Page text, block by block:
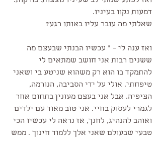
דמעות נקוו בעיניו.
שאלתי מה עובר עליו באותו רגע?
ואז ענה לי – " עכשיו הבנתי שבעצם מה
ששנים רבות אני חושב שמתאים לי
להתמקד בו הוא רק משהוא שניטע בי ושאני
טיפחתי. אולי על ידי הסביבה, הנורמה,
הציפיה. אבל אני בעצם מעונין בתחום אחר
לגמרי לעסוק בחיי. אני טוב מאוד עם ילדים
ואוהב להנהיג, לחנך, אז נראה לי עכשיו הכי
טבעי שבעולם שאני אלך ללמוד חינוך . ממש